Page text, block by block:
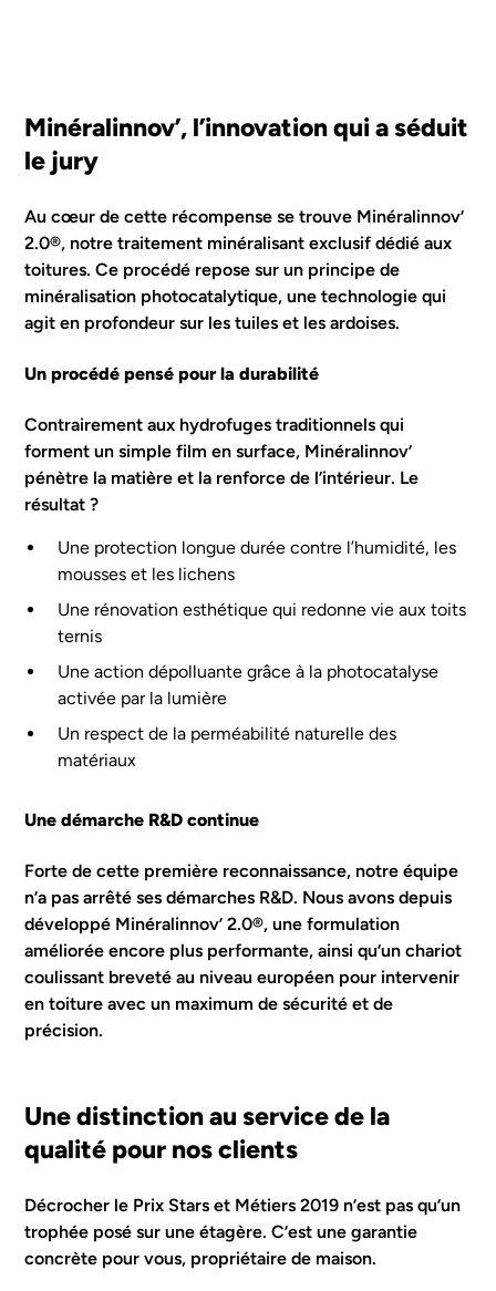
Minéralinnov’, l’innovation qui a séduit
le jury
Au cœur de cette récompense se trouve Minéralinnov’
2.0®, notre traitement minéralisant exclusif dédié aux
toitures. Ce procédé repose sur un principe de
minéralisation photocatalytique, une technologie qui
agit en profondeur sur les tuiles et les ardoises.
Un procédé pensé pour la durabilité
Contrairement aux hydrofuges traditionnels qui
forment un simple film en surface, Minéralinnov’
pénètre la matière et la renforce de l’intérieur. Le
résultat ?
Une protection longue durée contre l’humidité, les
mousses et les lichens
Une rénovation esthétique qui redonne vie aux toits
ternis
Une action dépolluante grâce à la photocatalyse
activée par la lumière
Un respect de la perméabilité naturelle des
matériaux
Une démarche R&D continue
Forte de cette première reconnaissance, notre équipe
n’a pas arrêté ses démarches R&D. Nous avons depuis
développé Minéralinnov’ 2.0®, une formulation
améliorée encore plus performante, ainsi qu’un chariot
coulissant breveté au niveau européen pour intervenir
en toiture avec un maximum de sécurité et de
précision.
Une distinction au service de la
qualité pour nos clients
Décrocher le Prix Stars et Métiers 2019 n’est pas qu’un
trophée posé sur une étagère. C’est une garantie
concrète pour vous, propriétaire de maison.